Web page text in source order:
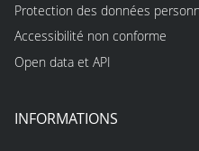
Protection des données
Accessibilité non conforme
Open data et API
INFORMATIONS